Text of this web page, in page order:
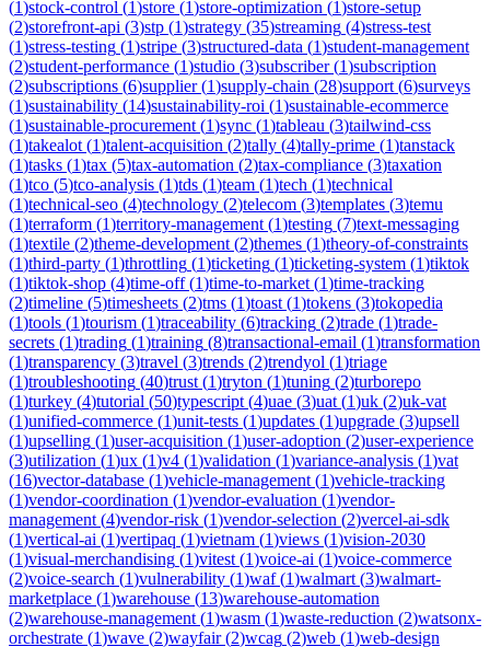
(1)stock-control (1)store (1)store-optimization (1)store-setup
(2)storefront-api (3)stp (1)strategy (35)streaming (4)stress-test
(1)stress-testing (1)stripe (3)structured-data (1)student-management
(2)student-performance (1)studio (3)subscriber(1)subscription
(2)subscriptions (6)supplier(1)supply-chain (28)support (6)surveys
(1)sustainability (14)sustainability-roi (1)sustainable-ecommerce
(1)sustainable-procurement (1)sync (1)tableau (3)tailwind-css
(1)takealot (1)talent-acquisition (2)tally (4)tally-prime (1)tanstack
(1)tasks (1)tax (5)tax-automation (2)tax-compliance (3)taxation
(1)tco (5)tco-analysis (1)tds (1)team (1)tech (1)technical
(1)technical-seo (4)technology (2)telecom (3)templates (3)temu
(1)terraform (1)territory-management (1)testing (7)text-messaging
(1)textile (2)theme-development (2)themes (1)theory-of-constraints
(1)third-party (1)throttling (1)ticketing (1)ticketing-system (1)tiktok
(1)tiktok-shop (4)time-off(1)time-to-market (1)time-tracking
(2)timeline (5)timesheets (2)tms (1)toast (1)tokens (3)tokopedia
(1)tools (1)tourism (1)traceability (6)tracking (2)trade (1)trade-
secrets (1)trading (1)training (8)transactional-email (1)transformation
(1)transparency (3)travel (3)trends (2)trendyol (1)triage
(1)troubleshooting (40)trust (1)tryton (1)tuning (2)turborepo
(1)turkey (4)tutorial (50)typescript (4)uae (3)uat (1)uk (2)uk-vat
(1)unified-commerce (1)unit-tests (1)updates (1)upgrade (3)upsell
(1)upselling (1)user-acquisition (1)user-adoption (2)user-experience
(3)utilization (1)ux (1)v4 (1)validation (1)variance-analysis (1)vat
(16)vector-database (1)vehicle-management (1)vehicle-tracking
(1)vendor-coordination (1)vendor-evaluation (1)vendor-
management (4)vendor-risk (1)vendor-selection (2)vercel-ai-sdk
(1)vertical-ai (1)vertipaq (1)vietnam (1)views (1)vision-2030
(1)visual-merchandising (1)vitest (1)voice-ai (1)voice-commerce
(2)voice-search (1)vulnerability (1)waf(1)walmart (3)walmart-
marketplace (1)warehouse (13)warehouse-automation
(2)warehouse-management (1)wasm (1)waste-reduction (2)watsonx-
orchestrate (1)wave (2)wayfair(2)wcag (2)web (1)web-design